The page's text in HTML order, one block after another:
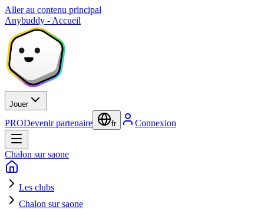
Aller au contenu principal
Anybuddy - Accueil
Jouer
PRODevenir partenaire fr Connexion
Chalon sur saone
Les clubs
Chalon sur saone